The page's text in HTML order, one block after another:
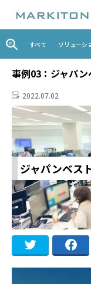
すべて ソリューシ
事例03：ジャパ
2022.07.02
ジャパンベス